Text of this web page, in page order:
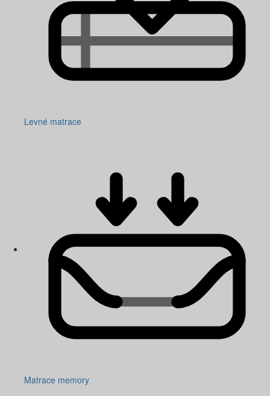
Levné matrace
Matrace memory